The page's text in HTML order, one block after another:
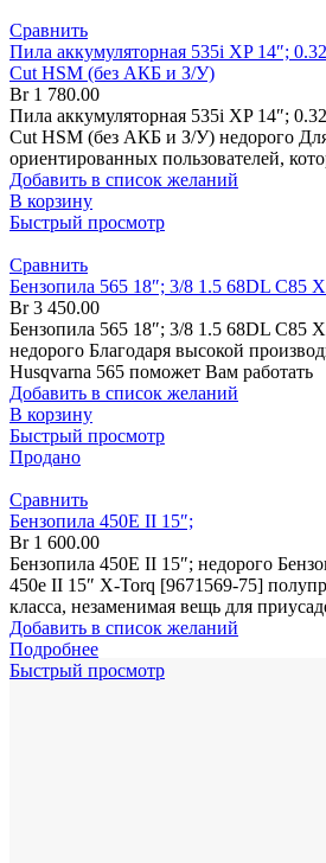
Сравнить
Пила аккумуляторная 535i XP 14″;
Cut HSM (без АКБ и З/У)
Br1 780.00
Пила аккумуляторная 535i XP 14″;
Cut HSM (без АКБ и З/У) недорого
ориентированных пользователей,
Добавить в список желаний
В корзину
Быстрый просмотр
Сравнить
Бензопила 565 18″; 3/8 1.5 68DL C85
Br3 450.00
Бензопила 565 18″; 3/8 1.5 68DL C85
недорого Благодаря высокой
Husqvarna 565 поможет Вам работать
Добавить в список желаний
В корзину
Быстрый просмотр
Продано
Сравнить
Бензопила 450Е II 15″;
Br1 600.00
Бензопила 450Е II 15″; недорого
450е II 15″ X-Torq [9671569-75]
класса, незаменимая вещь для
Добавить в список желаний
Подробнее
Быстрый просмотр